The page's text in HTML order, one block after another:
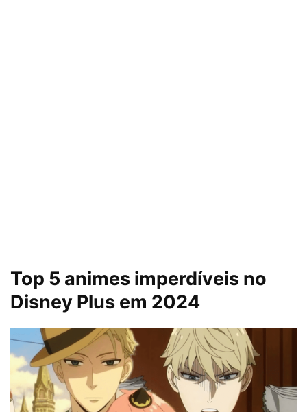
Top 5 animes imperdíveis no
Disney Plus em 2024